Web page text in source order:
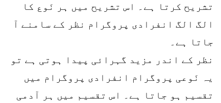
تشریح کرتا ہے۔ اس تشریح میں ہر نَوع کا
الگ الگ انفرادی پروگرام نظر کے سامنے آ
جاتا ہے۔
نظر کے اندر مزید گہرائی پیدا ہوتی ہے تو
یہ نَوعی پروگرام انفرادی پروگرام میں
تقسیم ہو جاتا ہے۔ اس تقسیم میں ہر آدمی